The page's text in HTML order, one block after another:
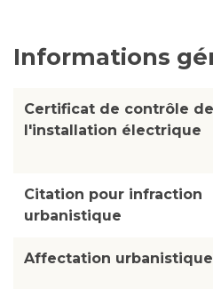
Informations
Certificat de contrôle de
l'installation électrique
Citation pour infraction
urbanistique
Affectation urbanistique